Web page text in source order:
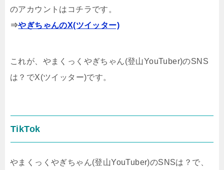
のアカウントはコチラです。
⇒やぎちゃんのX(ツイッター)
これが、やまくっくやぎちゃん(登山YouTuber)のSNS
は？でX(ツイッター)です。
TikTok
やまくっくやぎちゃん(登山YouTuber)のSNSは？で、